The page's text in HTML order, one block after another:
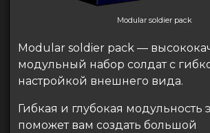
Modular soldier pack
Modular soldier pack —
модульный набор солдат с
настройкой внешнего вида.
Гибкая и глубокая модульность
поможет вам создать большой